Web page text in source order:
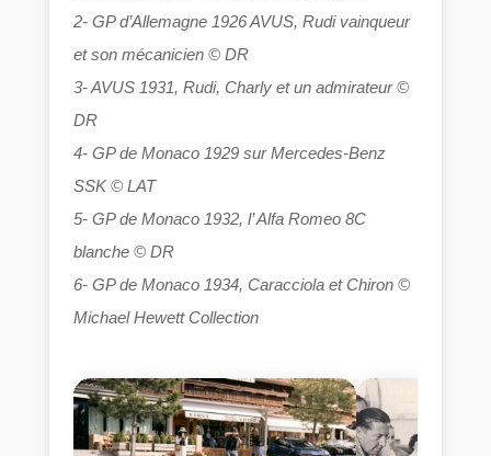
2- GP d’Allemagne 1926 AVUS, Rudi vainqueur
et son mécanicien © DR
3- AVUS 1931, Rudi, Charly et un admirateur ©
DR
4- GP de Monaco 1929 sur Mercedes-Benz
SSK © LAT
5- GP de Monaco 1932, l’ Alfa Romeo 8C
blanche © DR
6- GP de Monaco 1934, Caracciola et Chiron ©
Michael Hewett Collection